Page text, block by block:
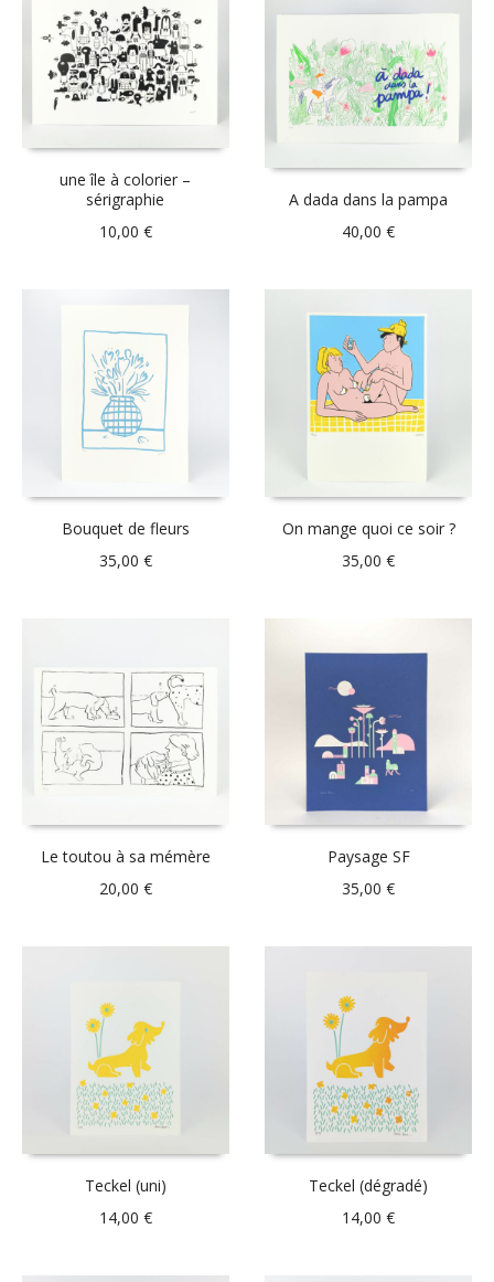
une île à colorier –
sérigraphie
10,00 €
A dada dans la pampa
40,00€
Bouquet de fleurs
35,00 €
On mange quoi ce soir ?
35,00€
Le toutou à sa mémère
20,00 €
Paysage SF
35,00€
Teckel (uni)
14,00 €
Teckel (dégradé)
14,00€